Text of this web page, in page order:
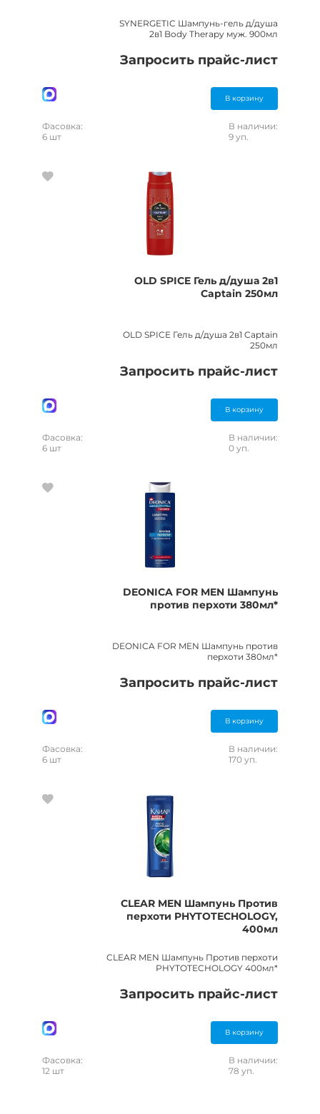
SYNERGETIC Шампунь-гель д/душа
2в1 Body Therapy муж. 900мл
Запросить прайс-лист
В корзину
Фасовка:
6 шт
В наличии:
9 уп.
OLD SPICE Гель д/душа 2в1
Captain 250мл
OLD SPICE Гель д/душа 2в1 Captain
250мл
Запросить прайс-лист
В корзину
Фасовка:
6 шт
В наличии:
0 уп.
DEONICA FOR MEN Шампунь
против перхоти 380мл*
DEONICA FOR MEN Шампунь против
перхоти 380мл*
Запросить прайс-лист
В корзину
Фасовка:
6 шт
В наличии:
170 уп.
CLEAR MEN Шампунь Против
перхоти PHYTOTECHOLOGY,
400мл
CLEAR MEN Шампунь Против перхоти
PHYTOTECHOLOGY 400мл*
Запросить прайс-лист
В корзину
Фасовка:
12 шт
В наличии:
78 уп.